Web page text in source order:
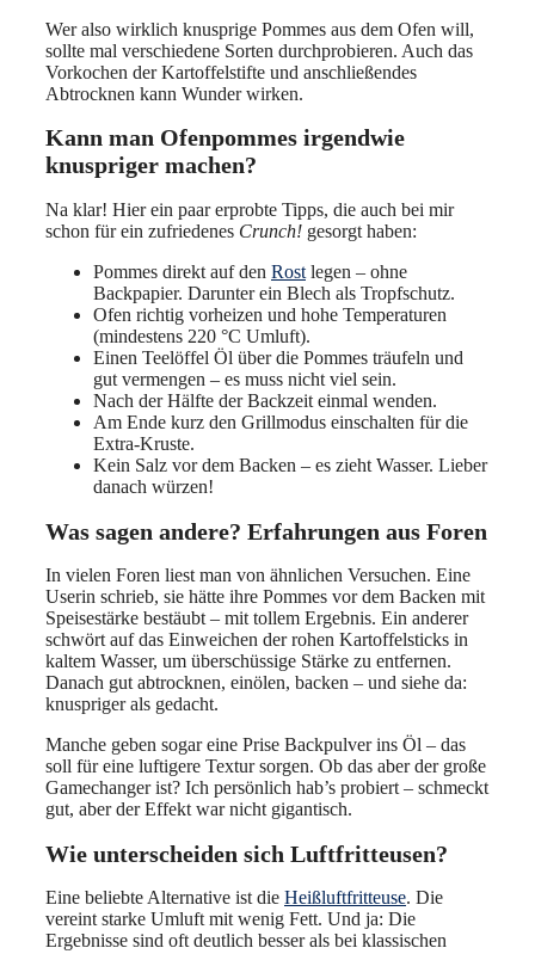
Wer also wirklich knusprige Pommes aus dem Ofen will,
sollte mal verschiedene Sorten durchprobieren. Auch das
Vorkochen der Kartoffelstifte und anschließendes
Abtrocknen kann Wunder wirken.
Kann man Ofenpommes irgendwie
knuspriger machen?
Na klar! Hier ein paar erprobte Tipps, die auch bei mir
schon für ein zufriedenes Crunch! gesorgt haben:
Pommes direkt auf den Rost legen – ohne
Backpapier. Darunter ein Blech als Tropfschutz.
Ofen richtig vorheizen und hohe Temperaturen
(mindestens 220 °C Umluft).
Einen Teelöffel Öl über die Pommes träufeln und
gut vermengen – es muss nicht viel sein.
Nach der Hälfte der Backzeit einmal wenden.
Am Ende kurz den Grillmodus einschalten für die
Extra-Kruste.
Kein Salz vor dem Backen – es zieht Wasser. Lieber
danach würzen!
Was sagen andere? Erfahrungen aus Foren
In vielen Foren liest man von ähnlichen Versuchen. Eine
Userin schrieb, sie hätte ihre Pommes vor dem Backen mit
Speisestärke bestäubt – mit tollem Ergebnis. Ein anderer
schwört auf das Einweichen der rohen Kartoffelsticks in
kaltem Wasser, um überschüssige Stärke zu entfernen.
Danach gut abtrocknen, einölen, backen – und siehe da:
knuspriger als gedacht.
Manche geben sogar eine Prise Backpulver ins Öl – das
soll für eine luftigere Textur sorgen. Ob das aber der große
Gamechanger ist? Ich persönlich hab’s probiert – schmeckt
gut, aber der Effekt war nicht gigantisch.
Wie unterscheiden sich Luftfritteusen?
Eine beliebte Alternative ist die Heißluftfritteuse. Die
vereint starke Umluft mit wenig Fett. Und ja: Die
Ergebnisse sind oft deutlich besser als bei klassischen